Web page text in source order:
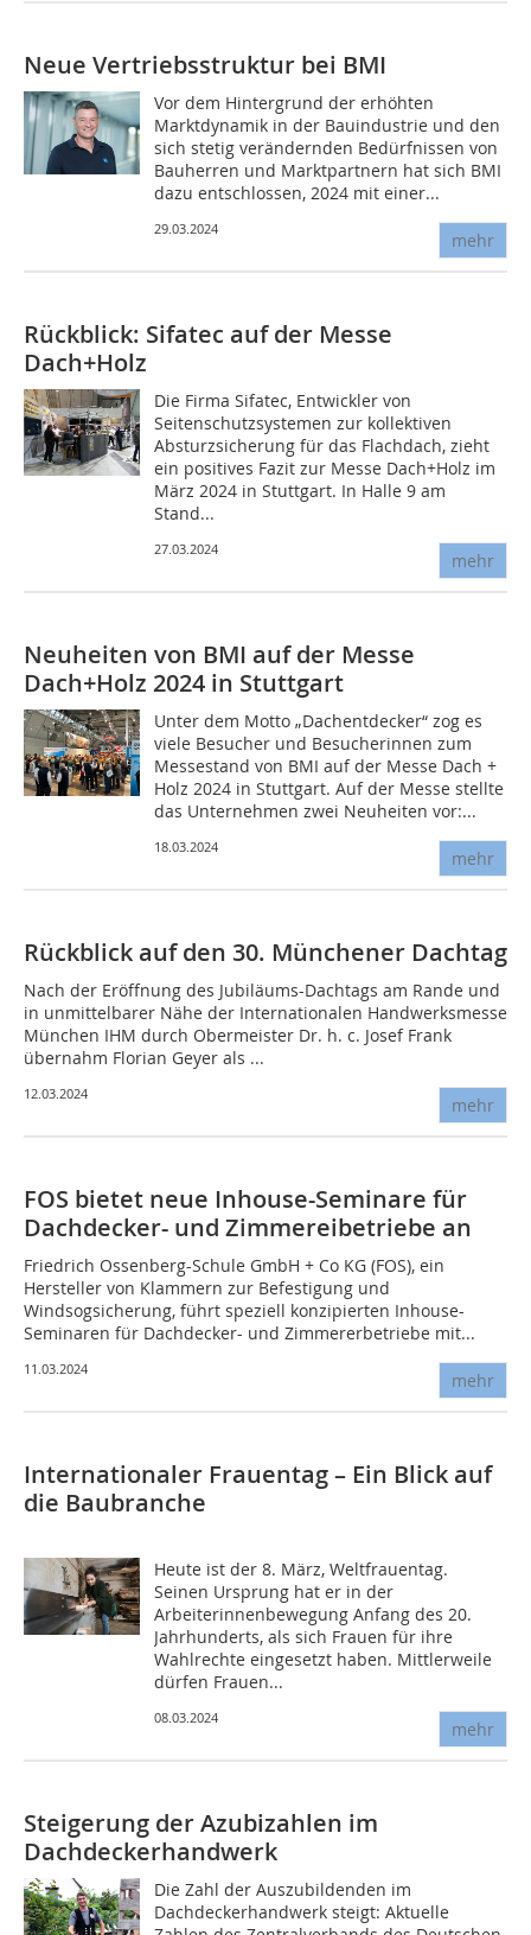
Neue Vertriebsstruktur bei BMI
Vor dem Hintergrund der erhöhten
Marktdynamik in der Bauindustrie und den
sich stetig verändernden Bedürfnissen von
Bauherren und Marktpartnern hat sich BMI
dazu entschlossen, 2024 mit einer...
29.03.2024
mehr
Rückblick: Sifatec auf der Messe
Dach+Holz
Die Firma Sifatec, Entwickler von
Seitenschutzsystemen zur kollektiven
Absturzsicherung für das Flachdach, zieht
ein positives Fazit zur Messe Dach+Holz im
März 2024 in Stuttgart. In Halle 9 am
Stand...
27.03.2024
mehr
Neuheiten von BMI auf der Messe
Dach+Holz 2024 in Stuttgart
Unter dem Motto „Dachentdecker“ zog es
viele Besucher und Besucherinnen zum
Messestand von BMI auf der Messe Dach +
Holz 2024 in Stuttgart. Auf der Messe stellte
das Unternehmen zwei Neuheiten vor:...
18.03.2024
mehr
Rückblick auf den 30. Münchener Dachtag
Nach der Eröffnung des Jubiläums-Dachtags am Rande und
in unmittelbarer Nähe der Internationalen Handwerksmesse
München IHM durch Obermeister Dr. h. c. Josef Frank
übernahm Florian Geyer als ...
12.03.2024
mehr
FOS bietet neue Inhouse-Seminare für
Dachdecker- und Zimmereibetriebe an
Friedrich Ossenberg-Schule GmbH + Co KG (FOS), ein
Hersteller von Klammern zur Befestigung und
Windsogsicherung, führt speziell konzipierten Inhouse-
Seminaren für Dachdecker- und Zimmererbetriebe mit...
11.03.2024
mehr
Internationaler Frauentag – Ein Blick auf
die Baubranche
Heute ist der 8. März, Weltfrauentag.
Seinen Ursprung hat er in der
Arbeiterinnenbewegung Anfang des 20.
Jahrhunderts, als sich Frauen für ihre
Wahlrechte eingesetzt haben. Mittlerweile
dürfen Frauen...
08.03.2024
mehr
Steigerung der Azubizahlen im
Dachdeckerhandwerk
Die Zahl der Auszubildenden im
Dachdeckerhandwerk steigt: Aktuelle